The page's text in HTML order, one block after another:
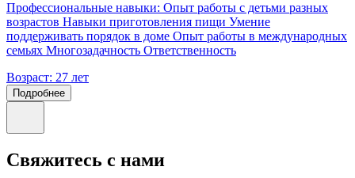
Профессиональные навыки: Опыт работы с детьми разных
возрастов Навыки приготовления пищи Умение
поддерживать порядок в доме Опыт работы в международных
семьях Многозадачность Ответственность
Возраст: 27 лет
Подробнее
Свяжитесь с нами